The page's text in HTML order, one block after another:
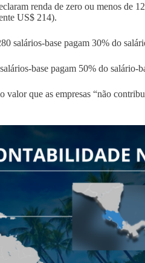
renda de zero ou menos de
US$ 214).
salários-base pagam 30% do
base pagam 50% do salário-
valor que as empresas “não